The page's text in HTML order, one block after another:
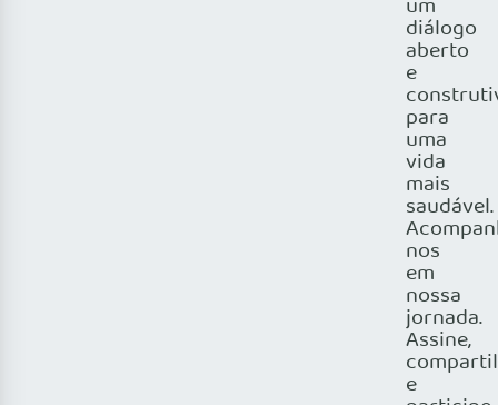
um
diálogo
aberto
e
para
uma
vida
mais
saudável.
nos
em
nossa
jornada.
Assine,
e